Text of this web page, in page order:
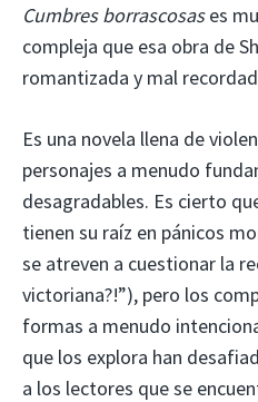
Cumbres borrascosases
compleja que esa obra de
romantizada y mal
Es una novela llena de
personajes a menudo
desagradables. Es cierto
tienen su raíz en pánicos
se atreven a cuestionar la
victoriana?!”), pero los
formas a menudo
que los explora han
a los lectores que se